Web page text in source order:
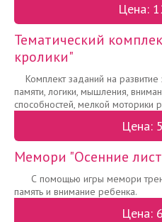
Цена:
Тематический
кролики"
Комплект заданий на
памяти, логики, мышления,
способностей, мелкой моторики
Цена:
Мемори "Осенние
С помощью игры мемори
память и внимание ребенка.
Цена: